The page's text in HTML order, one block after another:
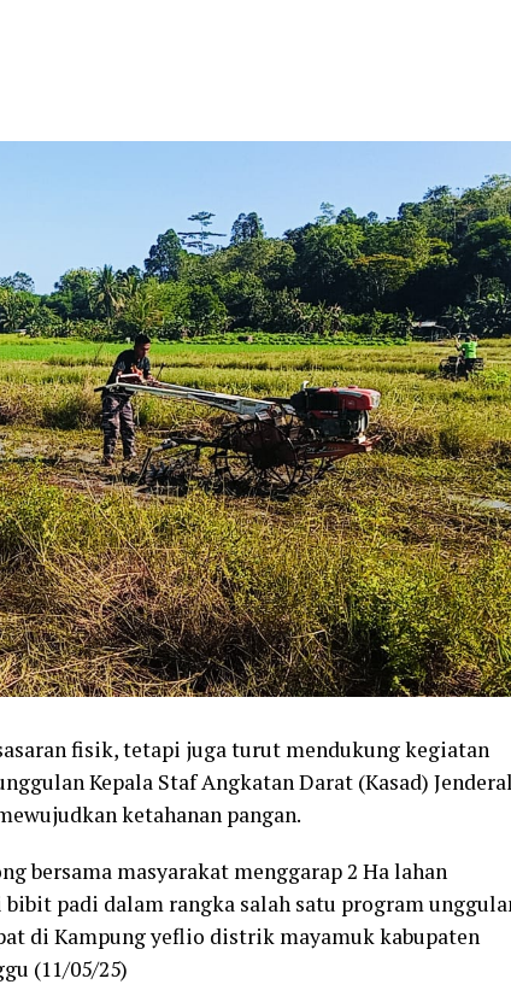
fisik, tetapi juga turut mendukung kegiatan
Kepala Staf Angkatan Darat (Kasad) Jenderal
ketahanan pangan.
bersama masyarakat menggarap 2 Ha lahan
padi dalam rangka salah satu program
di Kampung yeflio distrik mayamuk kabupaten
(11/05/25)